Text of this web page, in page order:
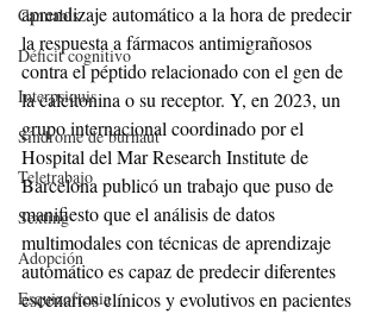
Cannabis
Déficit cognitivo
Interpsiquis
Síndrome de burnaut
Teletrabajo
Sexting
Adopción
Esquizofrenia
aprendizaje automático a la hora de predecir
la respuesta a fármacos antimigrañosos
contra el péptido relacionado con el gen de
la calcitonina o su receptor. Y, en 2023, un
grupo internacional coordinado por el
Hospital del Mar Research Institute de
Barcelona publicó un trabajo que puso de
manifiesto que el análisis de datos
multimodales con técnicas de aprendizaje
automático es capaz de predecir diferentes
escenarios clínicos y evolutivos en pacientes